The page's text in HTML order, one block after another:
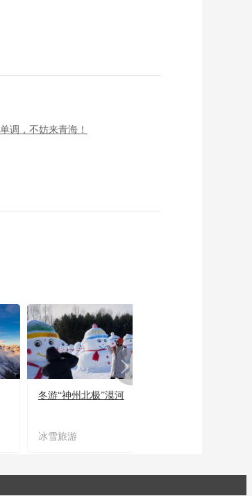
调，不妨来青海！
冬游“神州北极”漠河
冰雪旅游